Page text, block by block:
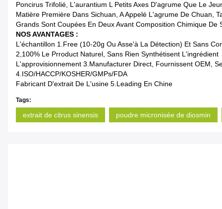
Poncirus Trifolié, L'aurantium L Petits Axes D'agrume Que Le
Matière Première Dans Sichuan, A Appelé L'agrume De Chuan,
Grands Sont Coupées En Deux Avant Composition Chimique
NOS AVANTAGES :
L'échantillon 1.Free (10-20g Ou Asse'à La Détection) Et Sans
2,100% Le Prroduct Naturel, Sans Rien Synthétisent L'ingrédient
L'approvisionnement 3.Manufacturer Direct, Fournissent OEM,
4.ISO/HACCP/KOSHER/GMPs/FDA
Fabricant D'extrait De L'usine 5.Leading En Chine
Tags:
extrait de citrus sinensis poudre micronisée de diosmin